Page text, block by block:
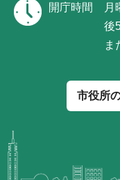
開庁時間
月
後
ま
市役所